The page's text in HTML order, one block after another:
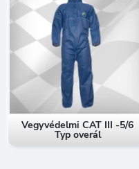
Vegyvédelmi CAT III -5/6
Typ overál